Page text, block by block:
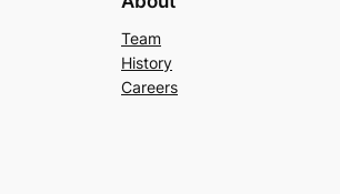
Team
History
Careers